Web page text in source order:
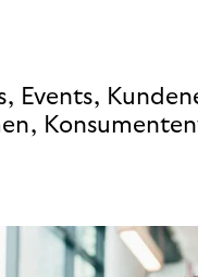
Events,